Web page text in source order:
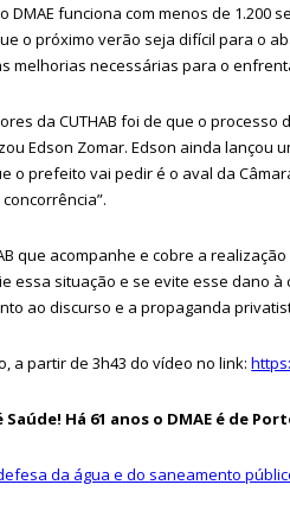
DMAE funciona com menos de
o próximo verão seja difícil para o
melhorias necessárias para o
da CUTHAB foi de que o
Edson Zomar. Edson ainda lançou
o prefeito vai pedir é o aval da
que acompanhe e cobre a
essa situação e se evite esse dano
ao discurso e a propaganda
a partir de 3h43 do vídeo no link:
Há 61 anos o DMAE é de